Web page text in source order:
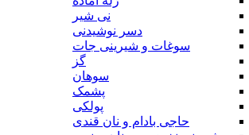
نی شیر
دسر نوشیدنی
سوغات و شیرینی جات
گز
سوهان
پشمک
پولکی
حاجی بادام و نان قندی